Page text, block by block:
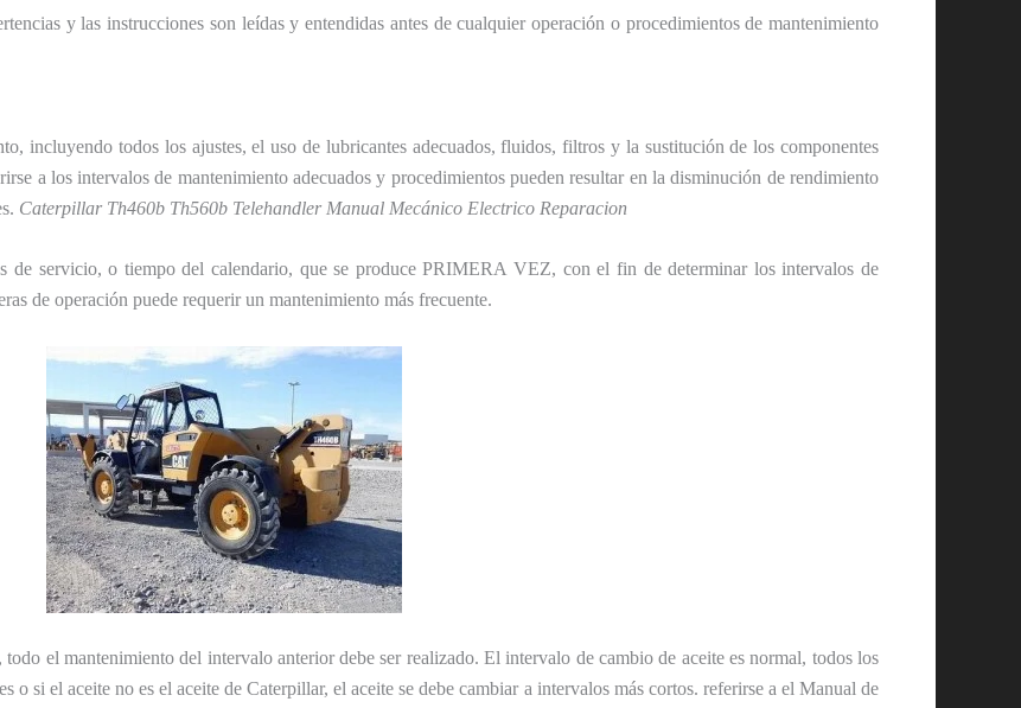
y las instrucciones son leídas y entendidas antes de cualquier operación o procedimientos de mantenimiento
incluyendo todos los ajustes, el uso de lubricantes adecuados, fluidos, filtros y la sustitución de los componentes
a los intervalos de mantenimiento adecuados y procedimientos pueden resultar en la disminución de rendimiento
Caterpillar Th460b Th560b Telehandler Manual Mecánico Electrico Reparacion
de servicio, o tiempo del calendario, que se produce PRIMERA VEZ, con el fin de determinar los intervalos de
de operación puede requerir un mantenimiento más frecuente.
el mantenimiento del intervalo anterior debe ser realizado. El intervalo de cambio de aceite es normal, todos los
o si el aceite no es el aceite de Caterpillar, el aceite se debe cambiar a intervalos más cortos. referirse a el Manual de